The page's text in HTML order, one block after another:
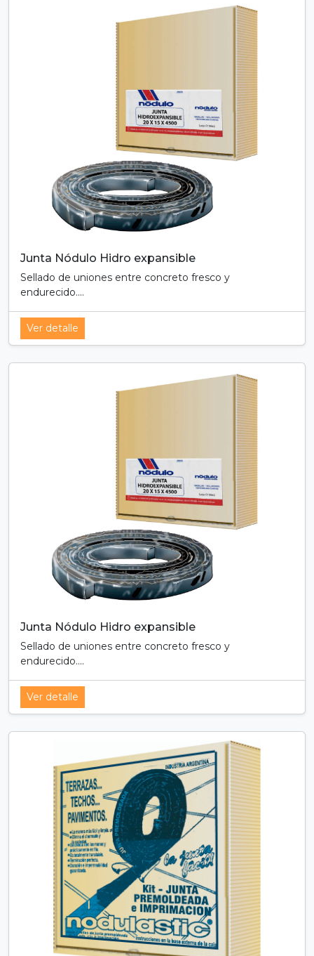
Junta Nódulo Hidro expansible
Sellado de uniones entre concreto fresco y
endurecido....
Ver detalle
Junta Nódulo Hidro expansible
Sellado de uniones entre concreto fresco y
endurecido....
Ver detalle